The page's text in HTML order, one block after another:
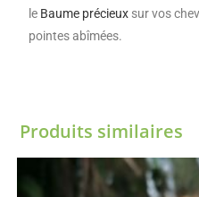
le Baume précieux sur vos
pointes abîmées.
Produits similaires